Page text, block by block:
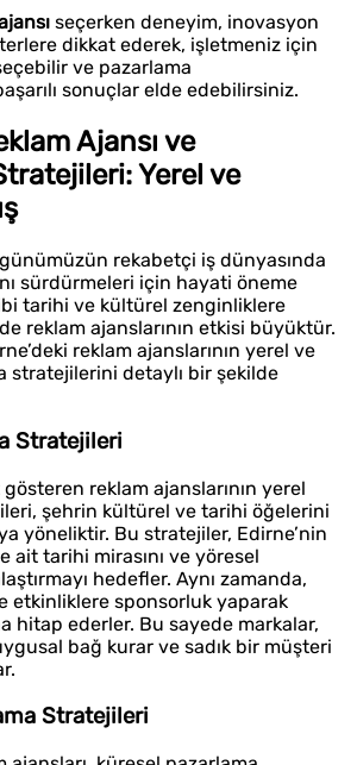
seçerken deneyim, inovasyon
dikkat ederek, işletmeniz için
ve pazarlama
sonuçlar elde edebilirsiniz.
Ajansı ve
Yerel ve
günümüzün rekabetçi iş dünyasında
sürdürmeleri için hayati öneme
tarihi ve kültürel zenginliklere
reklam ajanslarının etkisi büyüktür.
reklam ajanslarının yerel ve
stratejilerini detaylı bir şekilde
Stratejileri
reklam ajanslarının yerel
şehrin kültürel ve tarihi öğelerini
yöneliktir. Bu stratejiler, Edirne’nin
ait tarihi mirasını ve yöresel
hedefler. Aynı zamanda,
etkinliklere sponsorluk yaparak
hitap ederler. Bu sayede markalar,
bağ kurar ve sadık bir müşteri
Stratejileri